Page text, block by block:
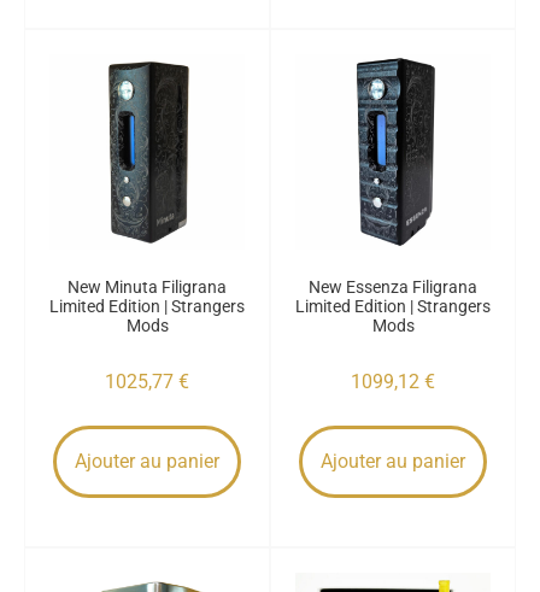
New Minuta Filigrana
Limited Edition | Strangers
Mods
1025,77 €
Ajouter au panier
New Essenza Filigrana
Limited Edition | Strangers
Mods
1099,12 €
Ajouter au panier